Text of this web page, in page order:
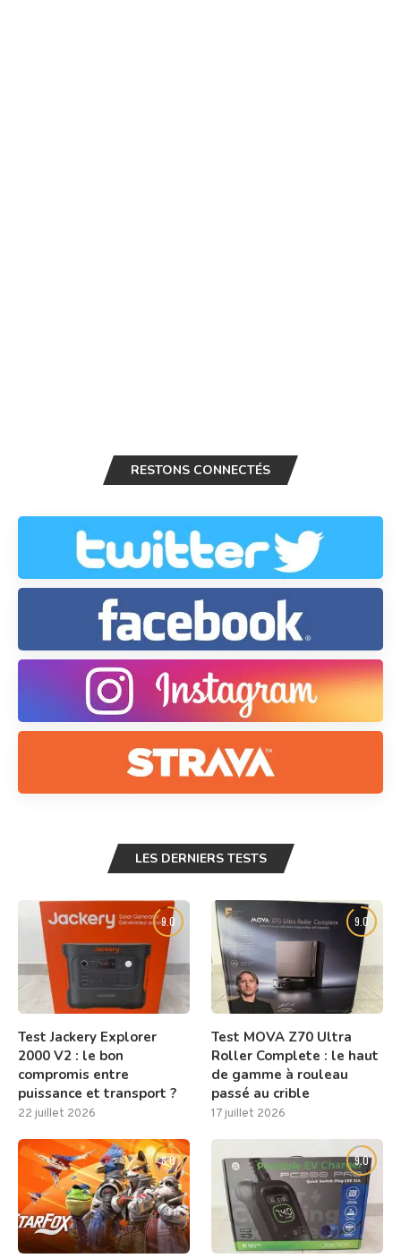
RESTONS CONNECTÉS
LES DERNIERS TESTS
9.0
Test Jackery Explorer
2000 V2 : le bon
compromis entre
puissance et transport ?
22 juillet 2026
9.0
Test MOVA Z70 Ultra
Roller Complete : le haut
de gamme à rouleau
passé au crible
17 juillet 2026
8.0 9.0